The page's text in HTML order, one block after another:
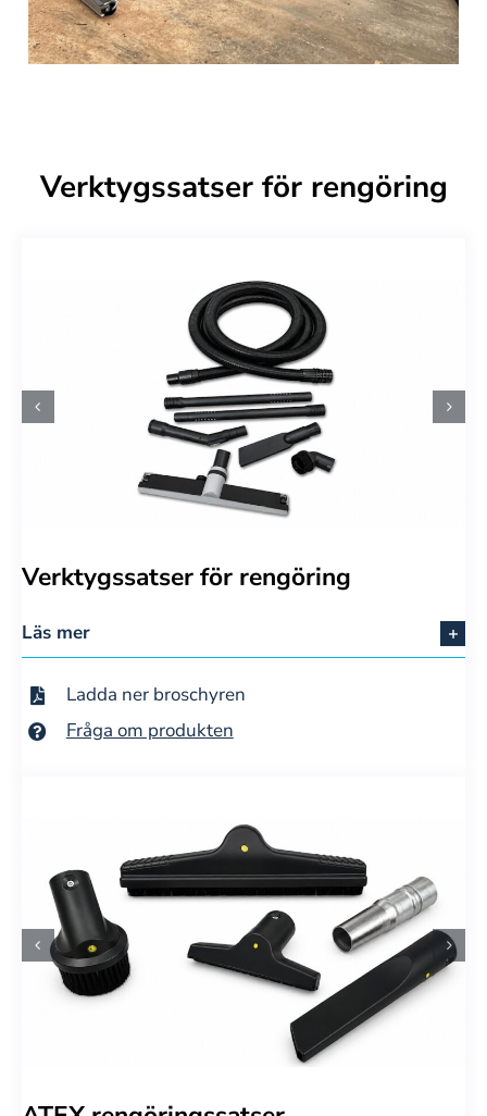
Verktygssatser för rengöring
Verktygssatser för rengöring
Läs mer
Ladda ner broschyren
Fråga om produkten